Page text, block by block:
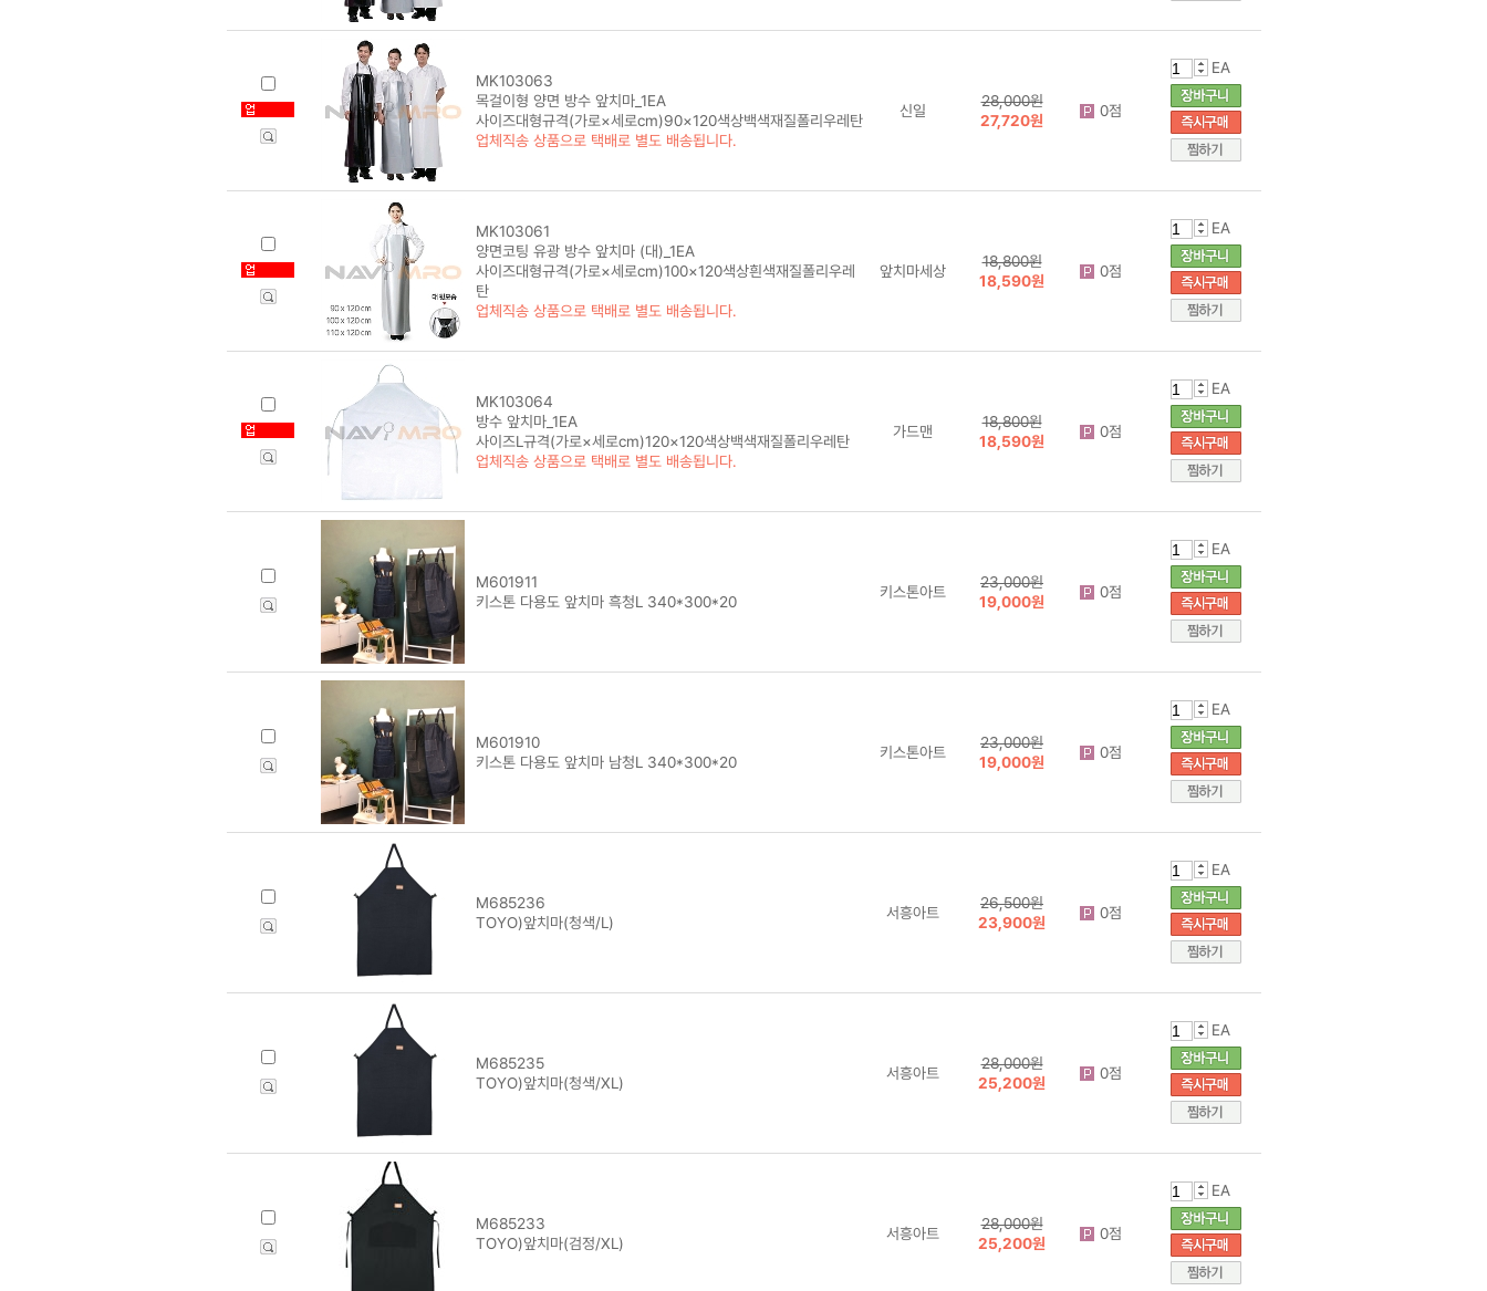
MK103063
목걸이형 양면 방수 앞치마_1EA
사이즈대형규격(가로×세로cm)90×120색상백색재질폴리우레탄
업체직송 상품으로 택배로 별도 배송됩니다.
신일
28,000원
27,720원
0점
EA
MK103061
양면코팅 유광 방수 앞치마 (대)_1EA
사이즈대형규격(가로×세로cm)100×120색상흰색재질폴리우레
탄
업체직송 상품으로 택배로 별도 배송됩니다.
앞치마세상
18,800원
18,590원
0점
EA
MK103064
방수 앞치마_1EA
사이즈L규격(가로×세로cm)120×120색상백색재질폴리우레탄
업체직송 상품으로 택배로 별도 배송됩니다.
가드맨
18,800원
18,590원
0점
EA
M601911
키스톤 다용도 앞치마 흑청L 340*300*20
키스톤아트
23,000원
19,000원
0점
EA
M601910
키스톤 다용도 앞치마 남청L 340*300*20
키스톤아트
23,000원
19,000원
0점
EA
M685236
TOYO)앞치마(청색/L)
서흥아트
26,500원
23,900원
0점
EA
M685235
TOYO)앞치마(청색/XL)
서흥아트
28,000원
25,200원
0점
EA
M685233
TOYO)앞치마(검정/XL)
서흥아트
28,000원
25,200원
0점
EA